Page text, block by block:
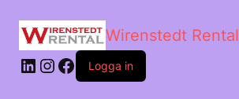
Wirenstedt Rental
Logga in